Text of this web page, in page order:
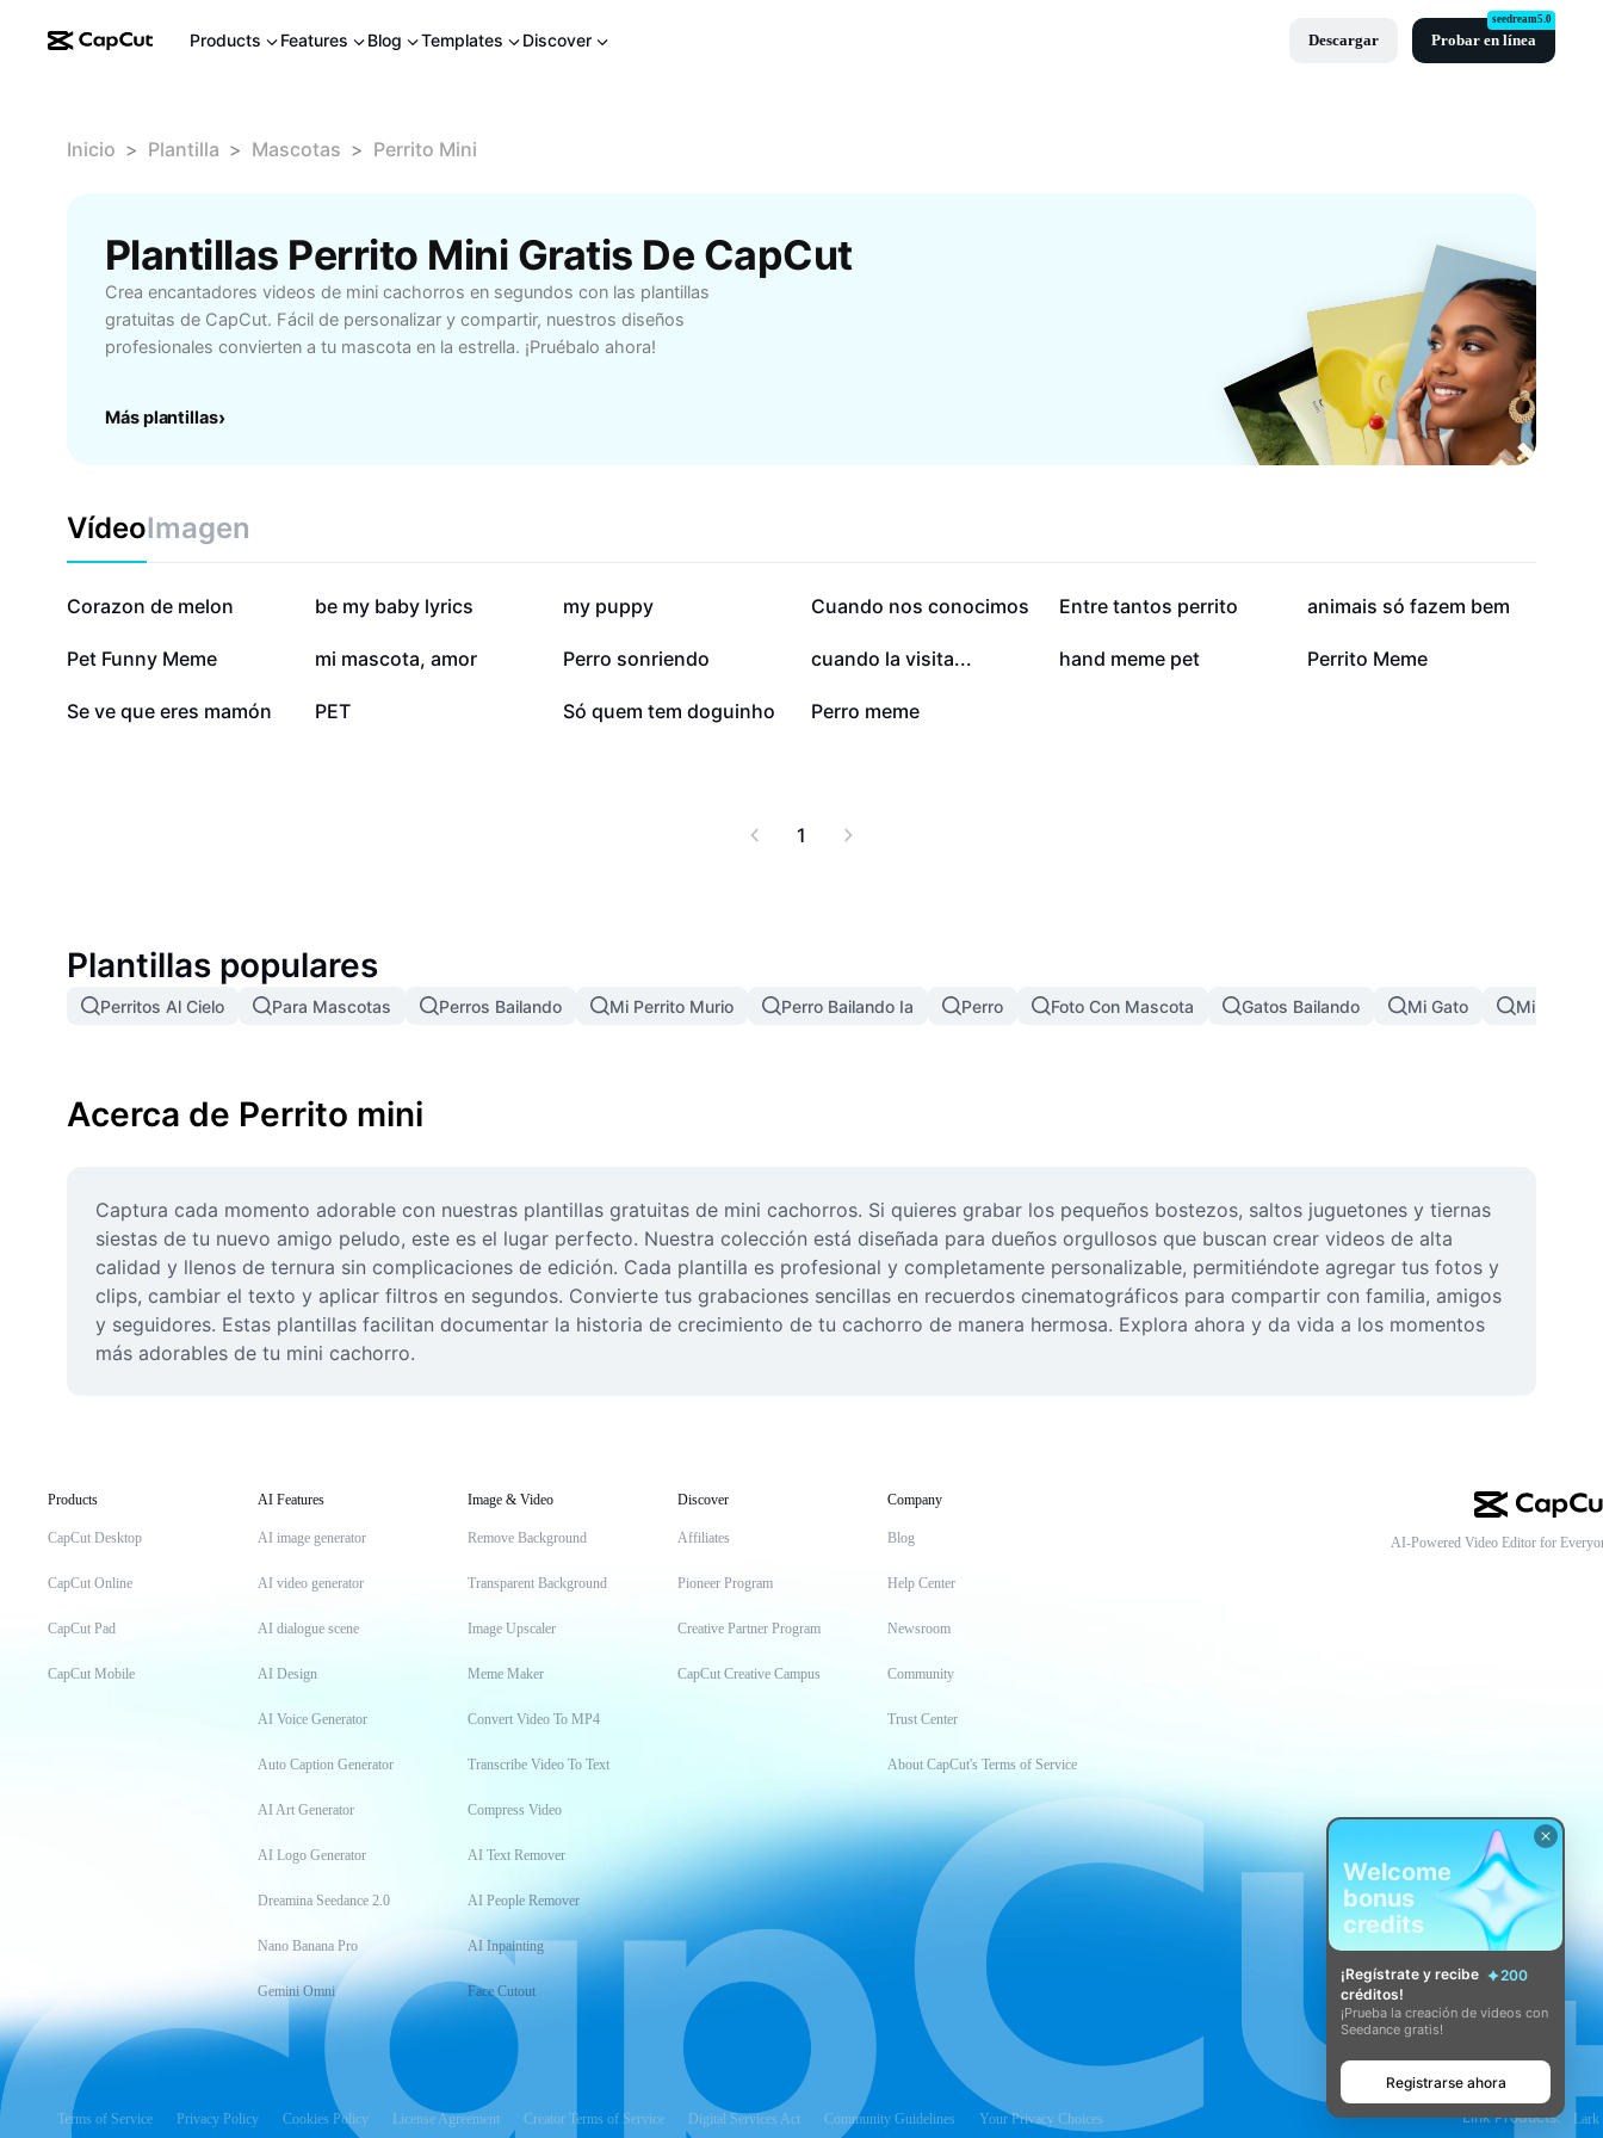
Products Features Blog Templates Discover Descargar Probar en línea
seedream5.0
Inicio > Plantilla > Mascotas > Perrito Mini
Plantillas Perrito Mini Gratis De CapCut
Crea encantadores videos de mini cachorros en segundos con las plantillas
gratuitas de CapCut. Fácil de personalizar y compartir, nuestros diseños
profesionales convierten a tu mascota en la estrella. ¡Pruébalo ahora!
Más plantillas›
VídeoImagen
562,8 mil
Corazon de melon 114,1 mil
be my baby lyrics 82,9 mil
my puppy 27,3 mil
Cuando nos conocimos 14,3 mil
Entre tantos perrito 10,4 mil
animais só fazem bem
9,7 mil
Pet Funny Meme 7,3 mil
mi mascota, amor 6,3 mil
Perro sonriendo 4,1 mil
cuando la visita... 3,8 mil
hand meme pet 3 mil
Perrito Meme
1,3 mil
Se ve que eres mamón 633
PET 25
Só quem tem doguinho 15
Perro meme
1
Plantillas populares
Perritos Al Cielo Para Mascotas Perros Bailando Mi Perrito Murio Perro Bailando Ia Perro Foto Con Mascota Gatos Bailando Mi Gato Mi Gata
Acerca de Perrito mini
Captura cada momento adorable con nuestras plantillas gratuitas de mini cachorros. Si quieres grabar los pequeños bostezos, saltos juguetones y tiernas
siestas de tu nuevo amigo peludo, este es el lugar perfecto. Nuestra colección está diseñada para dueños orgullosos que buscan crear videos de alta
calidad y llenos de ternura sin complicaciones de edición. Cada plantilla es profesional y completamente personalizable, permitiéndote agregar tus fotos y
clips, cambiar el texto y aplicar filtros en segundos. Convierte tus grabaciones sencillas en recuerdos cinematográficos para compartir con familia, amigos
y seguidores. Estas plantillas facilitan documentar la historia de crecimiento de tu cachorro de manera hermosa. Explora ahora y da vida a los momentos
más adorables de tu mini cachorro.
Products
CapCut Desktop
CapCut Online
CapCut Pad
CapCut Mobile
AI Features
AI image generator
AI video generator
AI dialogue scene
AI Design
AI Voice Generator
Auto Caption Generator
AI Art Generator
AI Logo Generator
Dreamina Seedance 2.0
Nano Banana Pro
Gemini Omni
Image & Video
Remove Background
Transparent Background
Image Upscaler
Meme Maker
Convert Video To MP4
Transcribe Video To Text
Compress Video
AI Text Remover
AI People Remover
AI Inpainting
Face Cutout
Discover
Affiliates
Pioneer Program
Creative Partner Program
CapCut Creative Campus
Company
Blog
Help Center
Newsroom
Community
Trust Center
About CapCut's Terms of Service
AI-Powered Video Editor for
Terms of Service Privacy Policy Cookies Policy License Agreement Creator Terms of Service Digital Services Act Community Guidelines Your Privacy Choices Link Products: Lark
Welcome
bonus
credits
¡Regístrate y recibe
200
créditos!
¡Prueba la creación de videos con
Seedance gratis!
Registrarse ahora